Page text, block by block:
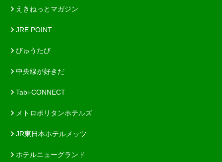
えきねっとマガジン
JRE POINT
びゅうたび
中央線が好きだ
Tabi-CONNECT
メトロポリタンホテルズ
JR東日本ホテルメッツ
ホテルニューグランド